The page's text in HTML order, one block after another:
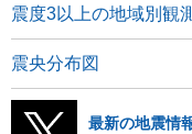
震度3以上の地域別観
震央分布図
最新の地震情